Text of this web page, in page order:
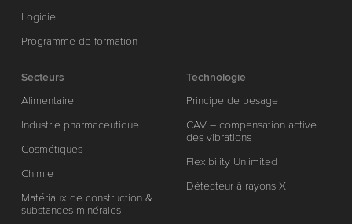
Logiciel
Programme de formation
Secteurs
Alimentaire
Industrie pharmaceutique
Cosmétiques
Chimie
Matériaux de construction &
substances minérales
Technologie
Principe de pesage
CAV – compensation active
des vibrations
Flexibility Unlimited
Détecteur à rayons X